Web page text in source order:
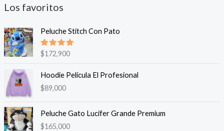
Los favoritos
Peluche Stitch Con Pato
Valorado
en
5.00
$172,900
Hoodie Película El Profesional
$89,000
Peluche Gato Lucifer Grande Premium
$165,000